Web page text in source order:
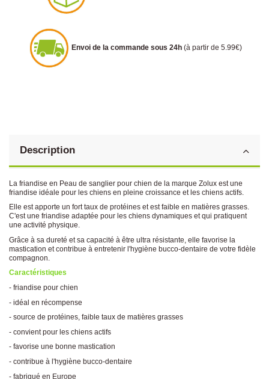
Envoi de la commande sous 24h (à partir de 5.99€)
Description
La friandise en Peau de sanglier pour chien de la marque Zolux est une
friandise idéale pour les chiens en pleine croissance et les chiens actifs.
Elle est apporte un fort taux de protéines et est faible en matières grasses.
C'est une friandise adaptée pour les chiens dynamiques et qui pratiquent
une activité physique.
Grâce à sa dureté et sa capacité à être ultra résistante, elle favorise la
mastication et contribue à entretenir l'hygiène bucco-dentaire de votre fidèle
compagnon.
Caractéristiques
- friandise pour chien
- idéal en récompense
- source de protéines, faible taux de matières grasses
- convient pour les chiens actifs
- favorise une bonne mastication
- contribue à l'hygiène bucco-dentaire
- fabriqué en Europe